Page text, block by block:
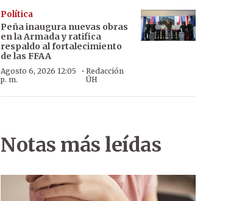
Política
Peña inaugura nuevas obras
en la Armada y ratifica
respaldo al fortalecimiento
de las FFAA
Agosto 6, 2026 12:05
p. m.
· Redacción
ÚH
Notas más leídas